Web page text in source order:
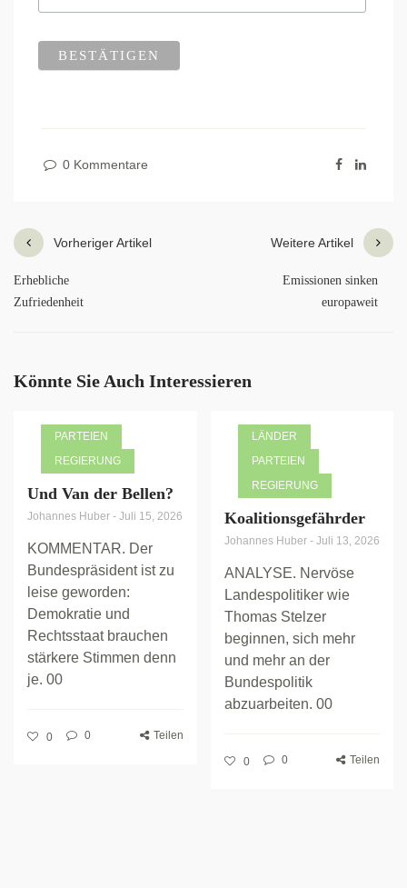
0 Kommentare
Vorheriger Artikel
Erhebliche
Zufriedenheit
Weitere Artikel
Emissionen sinken
europaweit
Könnte Sie Auch Interessieren
PARTEIEN
REGIERUNG
Und Van der Bellen?
Johannes Huber - Juli 15, 2026
KOMMENTAR. Der
Bundespräsident ist zu
leise geworden:
Demokratie und
Rechtsstaat brauchen
stärkere Stimmen denn
je. 00
0 0 Teilen
LÄNDER
PARTEIEN
REGIERUNG
Koalitionsgefährder
Johannes Huber - Juli 13, 2026
ANALYSE. Nervöse
Landespolitiker wie
Thomas Stelzer
beginnen, sich mehr
und mehr an der
Bundespolitik
abzuarbeiten. 00
0 0 Teilen